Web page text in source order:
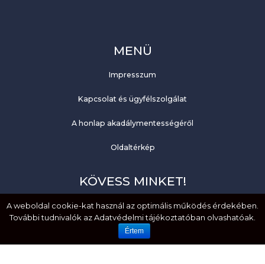
MENÜ
Impresszum
Kapcsolat és ügyfélszolgálat
A honlap akadálymentességéről
Oldaltérkép
KÖVESS MINKET!
Facebook
YouTube
A weboldal cookie-kat használ az optimális működés érdekében.
További tudnivalók az Adatvédelmi tájékoztatóban olvashatóak.
Értem